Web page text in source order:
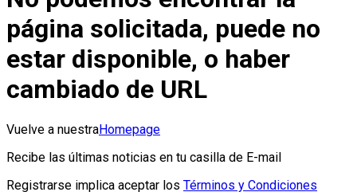
página solicitada, puede no
estar disponible, o haber
cambiado de URL
Vuelve a nuestraHomepage
Recibe las últimas noticias en tu casilla de E-mail
Registrarse implica aceptar los Términos y Condiciones